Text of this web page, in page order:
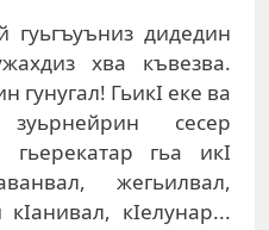
дидедин
хва къвезва.
гунугал! ГьикI еке ва
сесер
гьерекатар гьа икI
жегьилвал,
кIелунар...